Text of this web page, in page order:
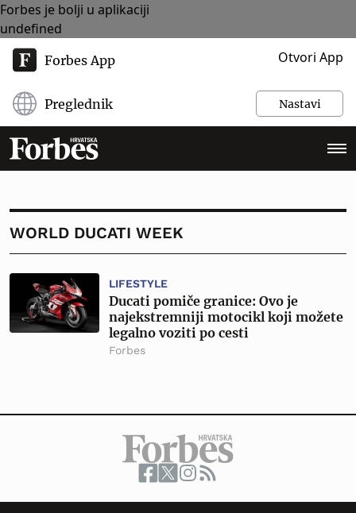
Forbes je bolji u aplikaciji
undefined
Forbes App Otvori App
Preglednik Nastavi
WORLD DUCATI WEEK
LIFESTYLE
Ducati pomiče granice: Ovo je
najekstremniji motocikl koji možete
legalno voziti po cesti
Forbes